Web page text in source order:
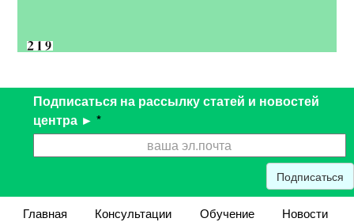
Подписаться на рассылку статей и новостей
центра ► *
Подписаться
Главная Консультации Обучение
Новости